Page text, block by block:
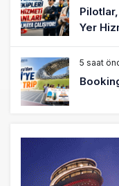
Yer
5 saat
AJet
Türkiye